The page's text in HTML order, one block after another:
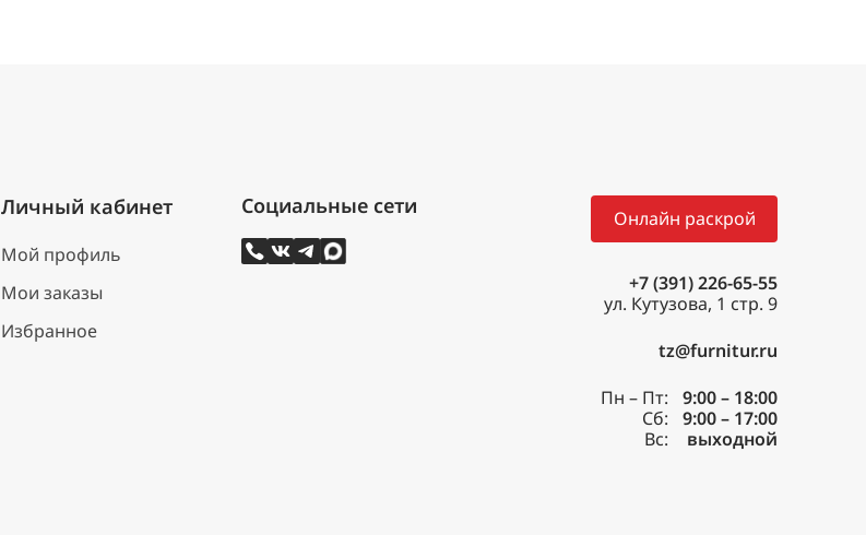
Личный кабинет
Мой профиль
Мои заказы
Избранное
Онлайн раскрой
+7 (391) 226-65-55
ул. Кутузова, 1 стр. 9
tz@furnitur.ru
Пн – Пт:
9:00 – 18:00
Сб:
9:00 – 17:00
Вс:
выходной